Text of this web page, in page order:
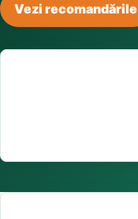
Vezi recomandările